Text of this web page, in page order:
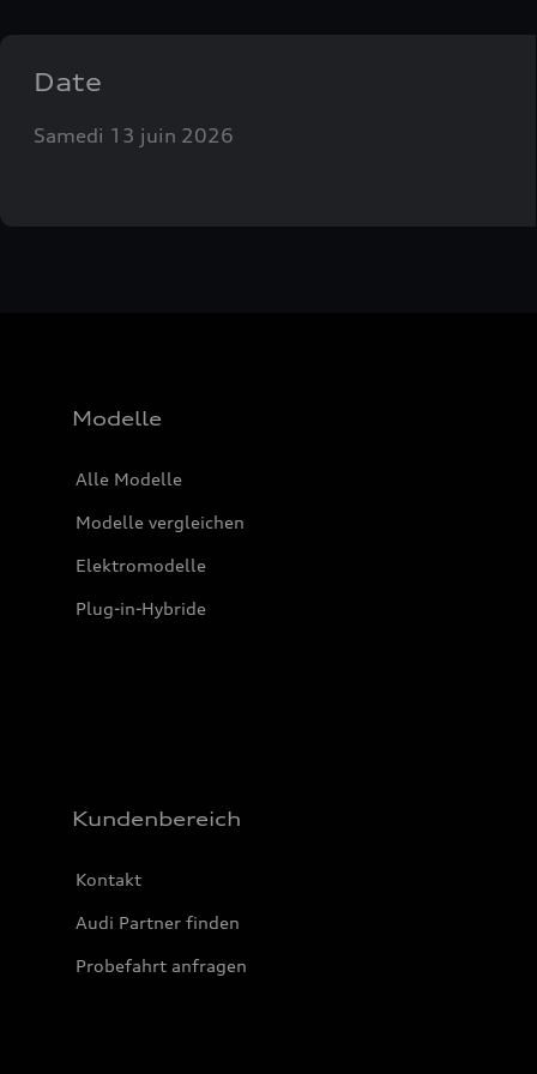
Date
Samedi 13 juin 2026
Modelle
Alle Modelle
Modelle vergleichen
Elektromodelle
Plug-in-Hybride
Kundenbereich
Kontakt
Audi Partner finden
Probefahrt anfragen